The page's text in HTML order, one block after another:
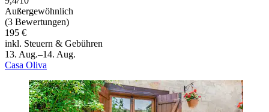
Außergewöhnlich
(3 Bewertungen)
195 €
inkl. Steuern & Gebühren
13. Aug.–14. Aug.
Casa Oliva